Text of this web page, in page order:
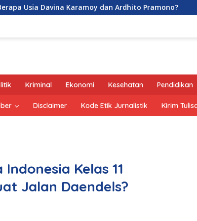
Karamoy dan Ardhito Pramono? Jejak
Kriminal Ekonomi Kesehatan Pendidikan
Disclaimer Kode Etik Jurnalistik Kirim
Kelas 11
Jalan Daendels?